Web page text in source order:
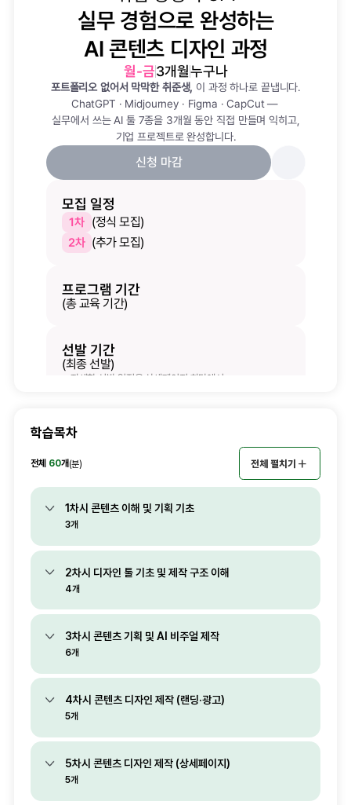
학습목차
전체 60개(분) 전체 펼치기
1차시 콘텐츠 이해 및 기획 기초
3개
2차시 디자인 툴 기초 및 제작 구조 이해
4개
3차시 콘텐츠 기획 및 AI 비주얼 제작
6개
4차시 콘텐츠 디자인 제작 (랜딩·광고)
5개
5차시 콘텐츠 디자인 제작 (상세페이지)
5개